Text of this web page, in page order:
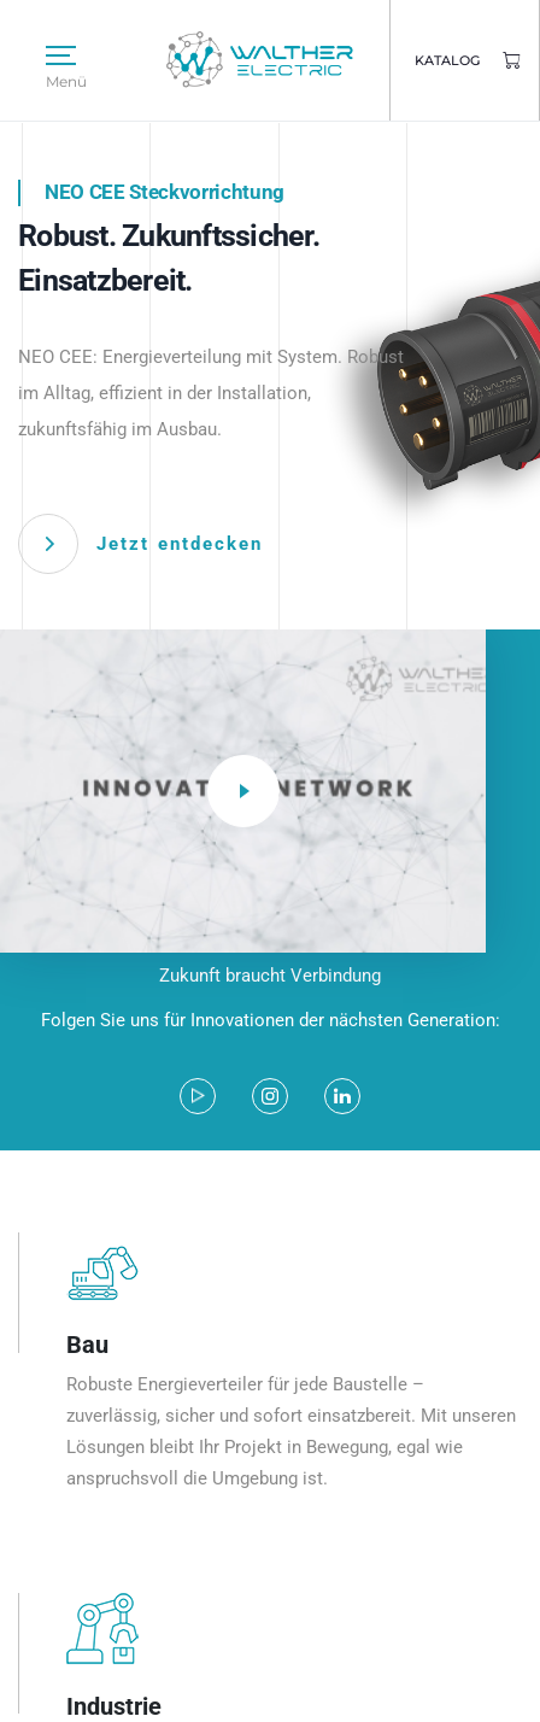
Menü
KATALOG
Intelligente Stromverteilung
beginnt hier.
NEO CEE Steckvorrichtung
Robust. Zukunftssicher.
Einsatzbereit.
NEO CEE: Energieverteilung mit System. Robust
im Alltag, effizient in der Installation,
zukunftsfähig im Ausbau.
Jetzt entdecken
Intelligenz trifft Energie.
Anwendungen – robust, IP-geschützt und
zukunftsfähig.
Zukunft braucht Verbindung
Folgen Sie uns für Innovationen der nächsten Generation:
Bau
Robuste Energieverteiler für jede Baustelle –
zuverlässig, sicher und sofort einsatzbereit. Mit unseren
Lösungen bleibt Ihr Projekt in Bewegung, egal wie
anspruchsvoll die Umgebung ist.
Industrie